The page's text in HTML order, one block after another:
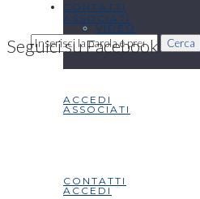
CONTATTI
Cerca
ASSOCIATI
ACCEDI
CONTATTI
VIDEO
ASSOCIATI
ACCEDI
Seguici su Facebook